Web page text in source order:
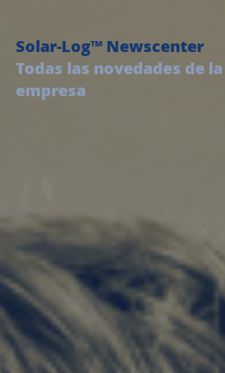
Solar-Log™ Newscenter
Todas las novedades de la
empresa